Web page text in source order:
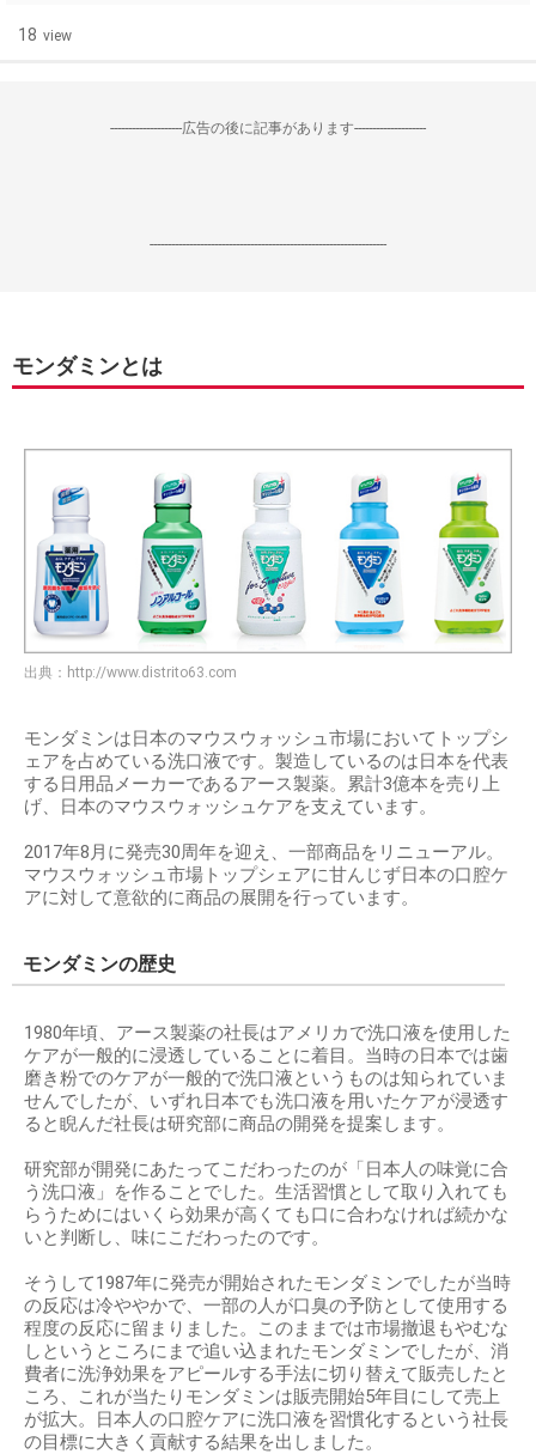
18 view
--------------------広告の後に記事があります--------------------
------------------------------------------------------------------
モンダミンとは
出典： http://www.distrito63.com
モンダミンは日本のマウスウォッシュ市場においてトップシ
ェアを占めている洗口液です。製造しているのは日本を代表
する日用品メーカーであるアース製薬。累計3億本を売り上
げ、日本のマウスウォッシュケアを支えています。
2017年8月に発売30周年を迎え、一部商品をリニューアル。
マウスウォッシュ市場トップシェアに甘んじず日本の口腔ケ
アに対して意欲的に商品の展開を行っています。
モンダミンの歴史
1980年頃、アース製薬の社長はアメリカで洗口液を使用した
ケアが一般的に浸透していることに着目。当時の日本では歯
磨き粉でのケアが一般的で洗口液というものは知られていま
せんでしたが、いずれ日本でも洗口液を用いたケアが浸透す
ると睨んだ社長は研究部に商品の開発を提案します。
研究部が開発にあたってこだわったのが「日本人の味覚に合
う洗口液」を作ることでした。生活習慣として取り入れても
らうためにはいくら効果が高くても口に合わなければ続かな
いと判断し、味にこだわったのです。
そうして1987年に発売が開始されたモンダミンでしたが当時
の反応は冷ややかで、一部の人が口臭の予防として使用する
程度の反応に留まりました。このままでは市場撤退もやむな
しというところにまで追い込まれたモンダミンでしたが、消
費者に洗浄効果をアピールする手法に切り替えて販売したと
ころ、これが当たりモンダミンは販売開始5年目にして売上
が拡大。日本人の口腔ケアに洗口液を習慣化するという社長
の目標に大きく貢献する結果を出しました。